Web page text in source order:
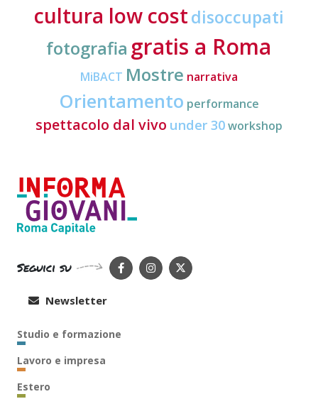
cultura low costdisoccupati
fotografia gratis a Roma
MiBACT Mostre narrativa
Orientamento performance
spettacolo dal vivo under 30workshop
Seguici su
Newsletter
Studio e formazione
Lavoro e impresa
Estero